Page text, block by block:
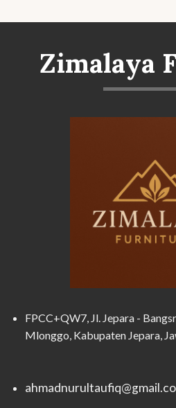
Zimalaya
FPCC+QW7, Jl. Jepara -
Mlonggo, Kabupaten Jepara,